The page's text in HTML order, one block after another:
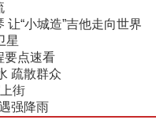
“小城造”吉他走向世界
星
要点速看
疏散群众
街
强降雨